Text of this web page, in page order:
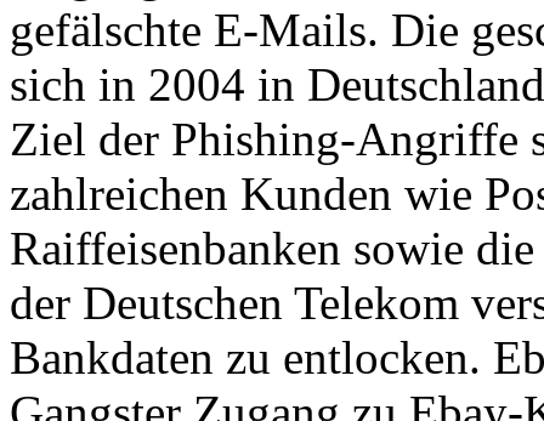
gefälschte E-Mails. Die
sich in 2004 in
Ziel der Phishing-Angriffe
zahlreichen Kunden wie
Raiffeisenbanken sowie
der Deutschen Telekom
Bankdaten zu entlocken.